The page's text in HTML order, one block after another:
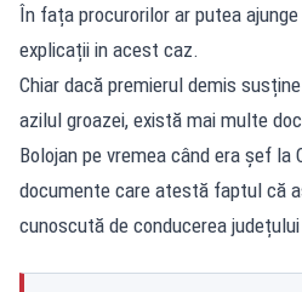
În fața procurorilor ar putea
explicații in acest caz.
Chiar dacă premierul demis
azilul groazei, există mai multe
Bolojan pe vremea când era șef la
documente care atestă faptul că
cunoscută de conducerea județului